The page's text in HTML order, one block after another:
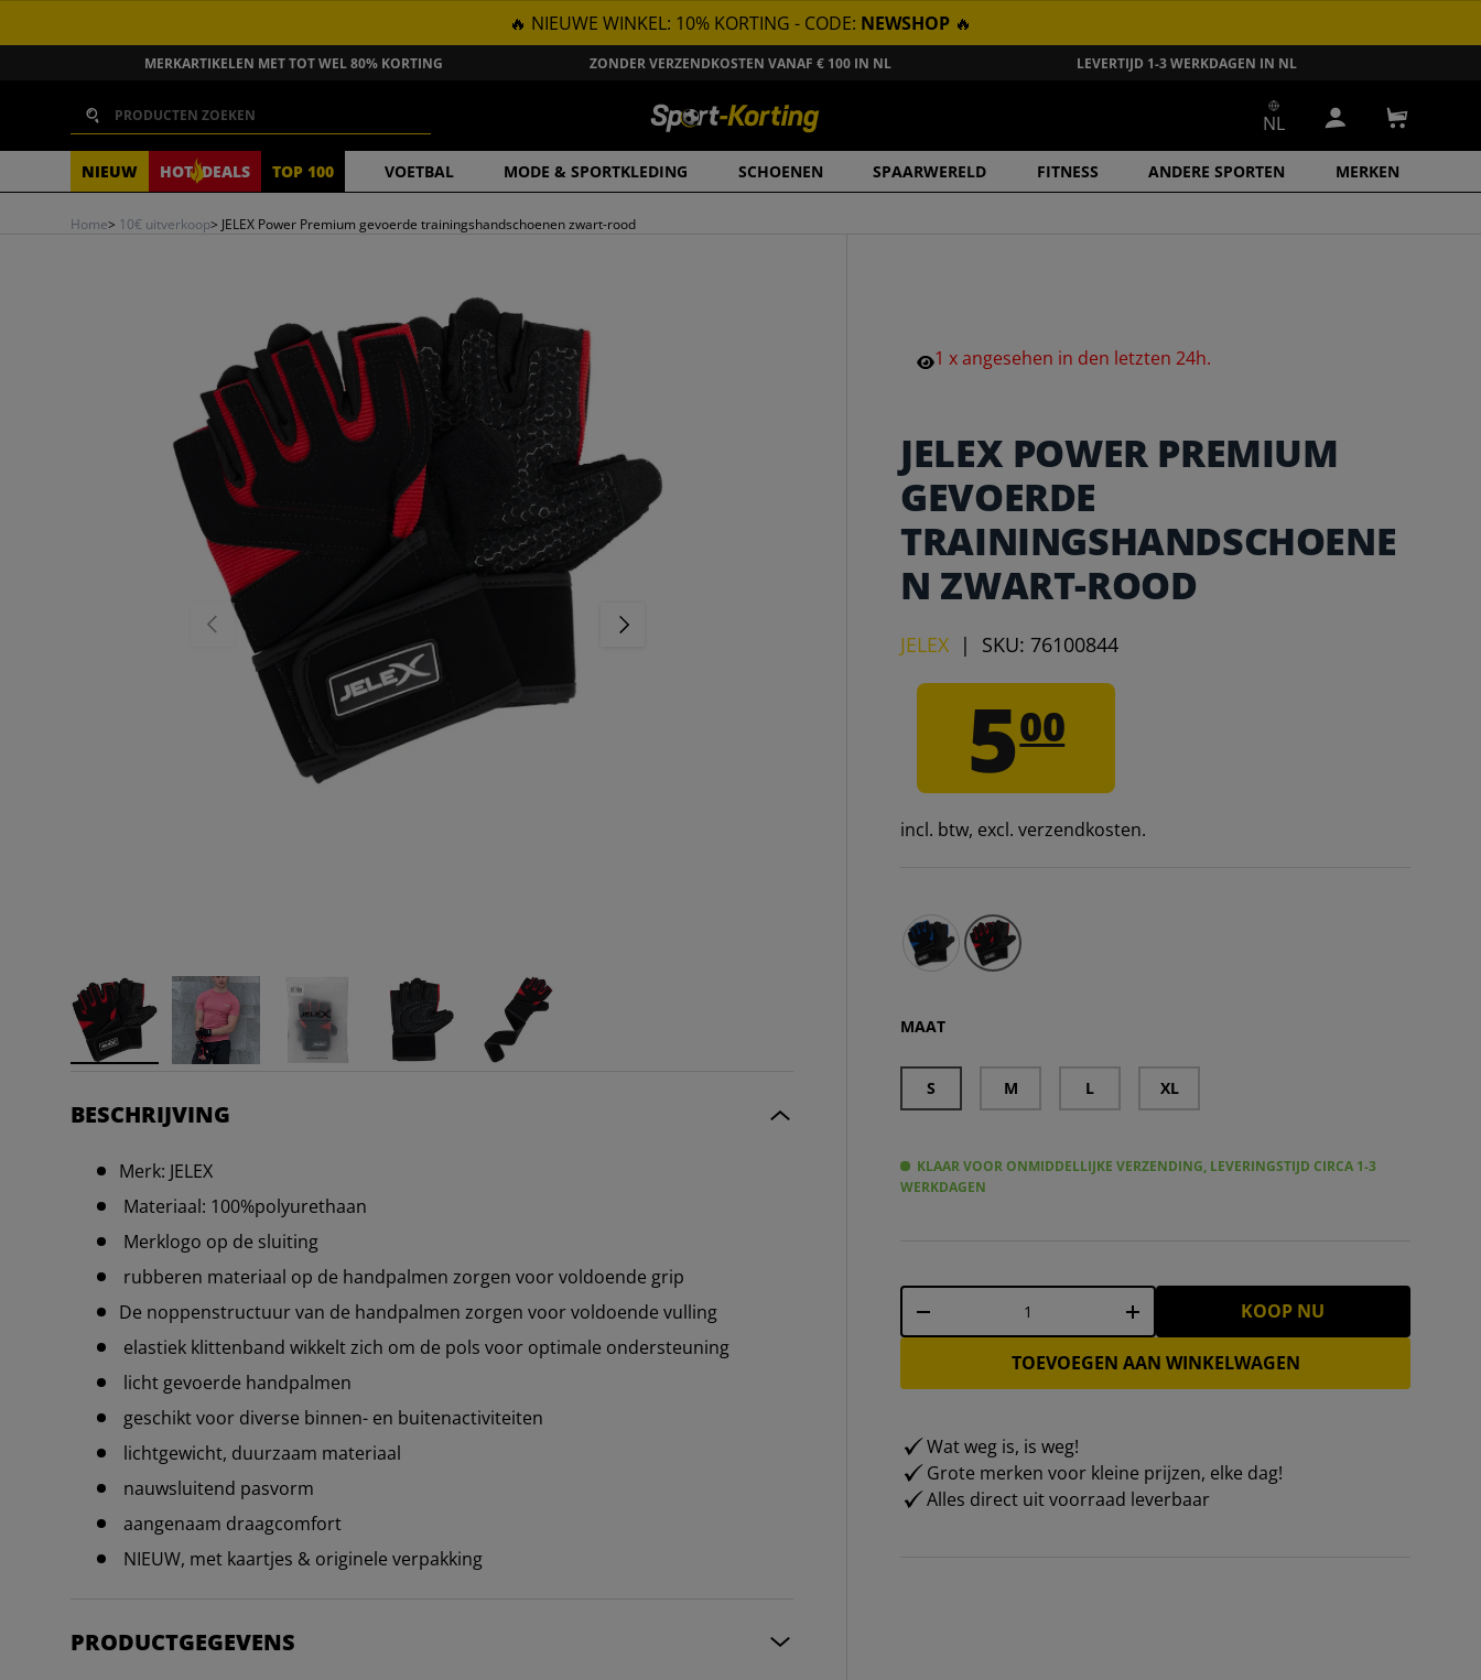
GA NAAR INHOUD
🔥 NIEUWE WINKEL: 10% KORTING - CODE: NEWSHOP 🔥
MERKARTIKELEN MET TOT WEL 80% KORTING ZONDER VERZENDKOSTEN VANAF € 100 IN NL LEVERTIJD 1-3 WERKDAGEN IN NL
NIEUW HOT DEALS TOP 100 VOETBAL MODE & SPORTKLEDING SCHOENEN SPAARWERELD FITNESS ANDERE SPORTEN MERKEN
Zoeken
NL Inloggen
Home> 10€ uitverkoop> JELEX Power Premium gevoerde trainingshandschoenen zwart-rood
VORIGE VOLGENDE
BESCHRIJVING
Merk: JELEX
Materiaal: 100%polyurethaan
Merklogo op de sluiting
rubberen materiaal op de handpalmen zorgen voor voldoende grip
De noppenstructuur van de handpalmen zorgen voor voldoende vulling
elastiek klittenband wikkelt zich om de pols voor optimale ondersteuning
licht gevoerde handpalmen
geschikt voor diverse binnen- en buitenactiviteiten
lichtgewicht, duurzaam materiaal
nauwsluitend pasvorm
aangenaam draagcomfort
NIEUW, met kaartjes & originele verpakking
PRODUCTGEGEVENS
1xangesehen in den letzten24h.
JELEX POWER PREMIUM
GEVOERDE
TRAININGSHANDSCHOENE
N ZWART-ROOD
JELEX | SKU: 76100844
500
incl. btw, excl. verzendkosten.
MAAT
S M L XL
KLAAR VOOR ONMIDDELLIJKE VERZENDING, LEVERINGSTIJD CIRCA 1-3
WERKDAGEN
Aantal
- + KOOP NU
TOEVOEGEN AAN WINKELWAGEN
Wat weg is, is weg!
Grote merken voor kleine prijzen, elke dag!
Alles direct uit voorraad leverbaar